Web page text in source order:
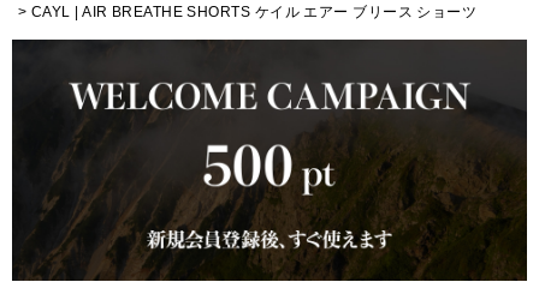
CAYL | AIR BREATHE SHORTS ケイル エアー ブリース ショーツ